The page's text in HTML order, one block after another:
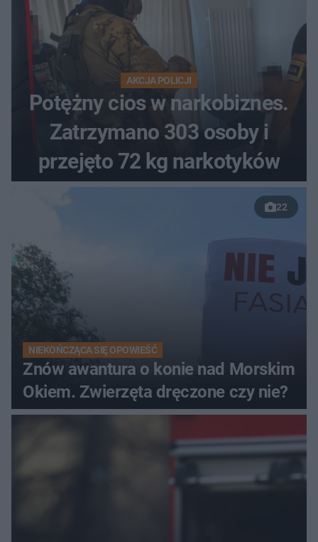
AKCJA POLICJI
Potężny cios w narkobiznes.
Zatrzymano 303 osoby i
przejęto 72 kg narkotyków
22
NIEKOŃCZĄCA SIĘ OPOWIEŚĆ
Znów awantura o konie nad Morskim
Okiem. Zwierzęta dręczone czy nie?